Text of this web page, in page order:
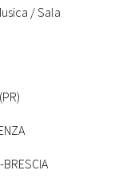
/ Sala